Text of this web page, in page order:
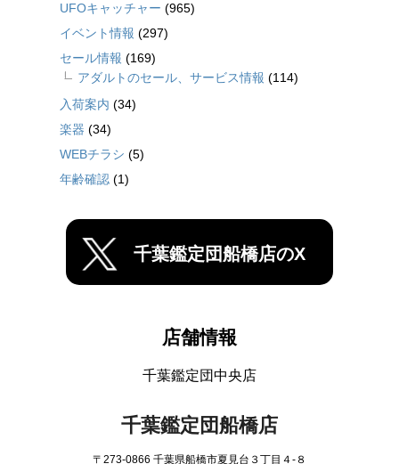
UFOキャッチャー (965)
イベント情報 (297)
セール情報 (169)
アダルトのセール、サービス情報 (114)
入荷案内 (34)
楽器 (34)
WEBチラシ (5)
年齢確認 (1)
千葉鑑定団船橋店のX
店舗情報
千葉鑑定団中央店
千葉鑑定団船橋店
〒273-0866 千葉県船橋市夏見台３丁目４-８